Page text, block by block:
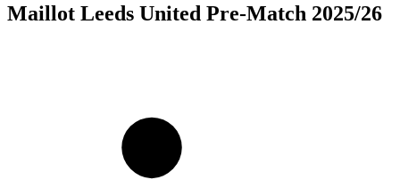
Maillot Leeds United Pre-Match 2025/26